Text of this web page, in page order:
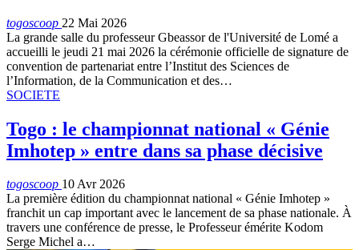
togoscoop 22 Mai 2026
La grande salle du professeur Gbeassor de l'Université de Lomé a
accueilli le jeudi 21 mai 2026 la cérémonie officielle de signature de
convention de partenariat entre l’Institut des Sciences de
l’Information, de la Communication et des…
SOCIETE
Togo : le championnat national « Génie
Imhotep » entre dans sa phase décisive
togoscoop 10 Avr 2026
La première édition du championnat national « Génie Imhotep »
franchit un cap important avec le lancement de sa phase nationale. À
travers une conférence de presse, le Professeur émérite Kodom
Serge Michel a…